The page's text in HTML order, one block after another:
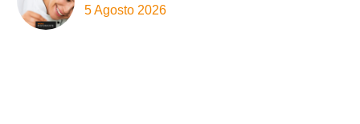
5 Agosto 2026